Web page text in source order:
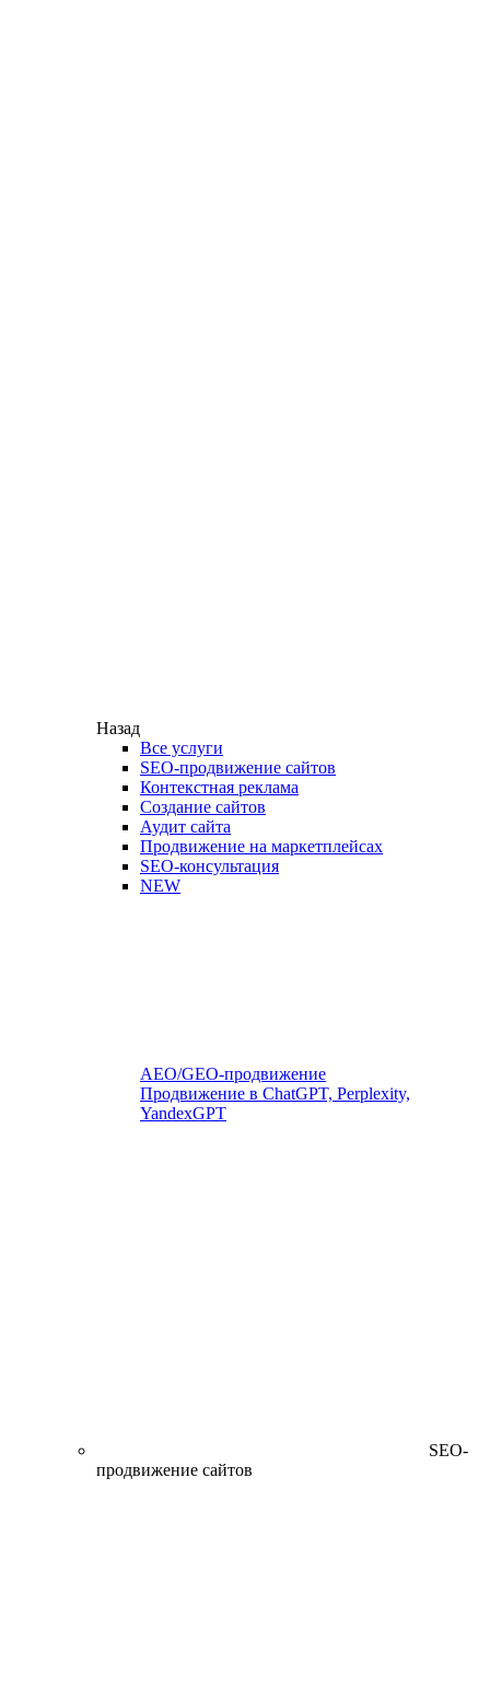
Назад
Все услуги
SEO-продвижение сайтов
Контекстная реклама
Создание сайтов
Аудит сайта
Продвижение на маркетплейсах
SEO-консультация
NEW
AEO/GEO-продвижение
Продвижение в ChatGPT, Perplexity,
YandexGPT
SEO-
продвижение сайтов